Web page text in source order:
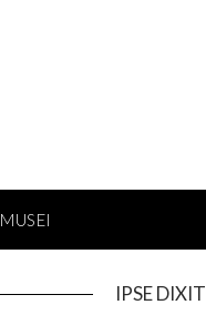
MUSEI
IPSE DIXIT